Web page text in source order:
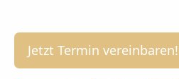
Jetzt Termin vereinbaren!